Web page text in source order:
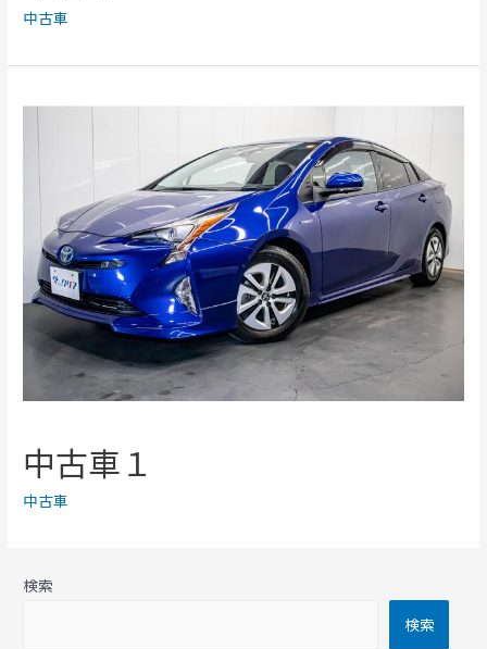
中古車
中古車１
中古車
検索
検索